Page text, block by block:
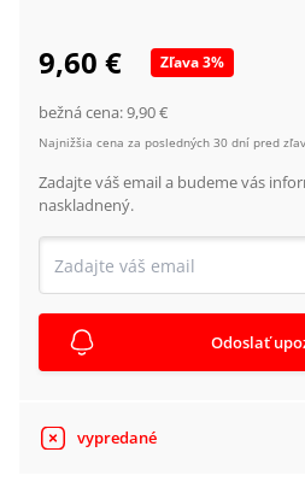
9,60 € Zľava3%
bežná cena:9,90 €
Najnižšia cena za posledných 30 dní pred
Zadajte váš email a budeme vás
naskladnený.
Odoslať
vypredané